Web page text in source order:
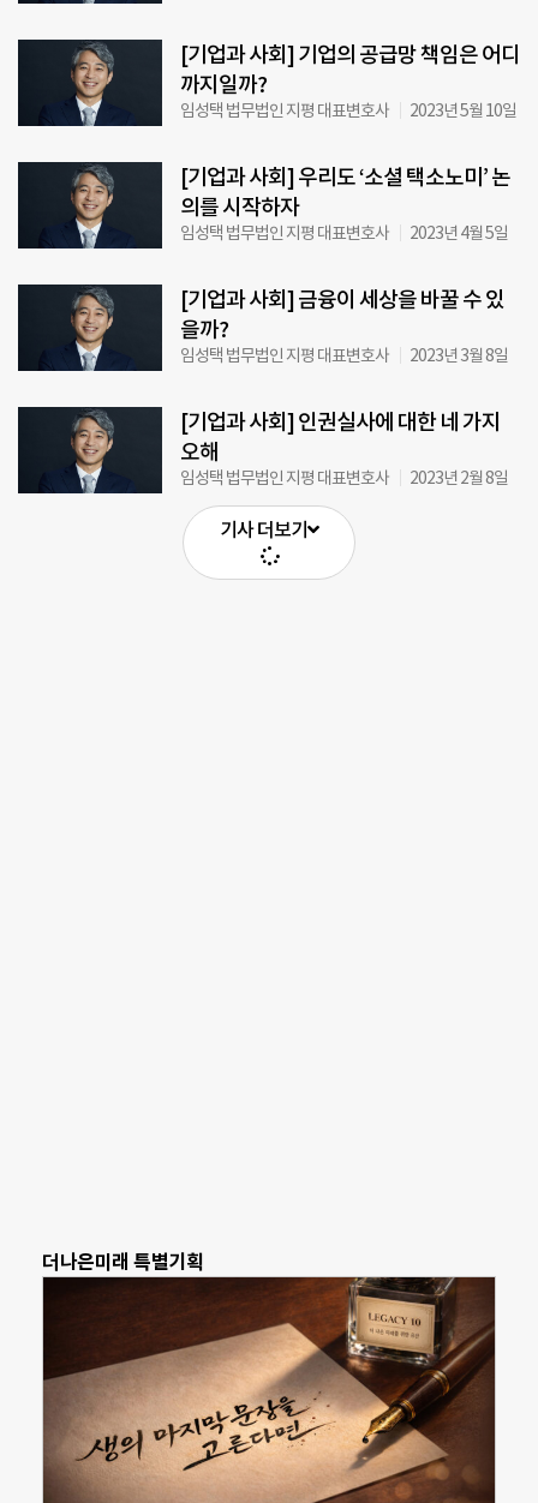
[기업과 사회] 기업의 공급망 책임은 어디
까지일까?
임성택 법무법인 지평 대표변호사 2023년 5월 10일
[기업과 사회] 우리도 ‘소셜 택소노미’ 논
의를 시작하자
임성택 법무법인 지평 대표변호사 2023년 4월 5일
[기업과 사회] 금융이 세상을 바꿀 수 있
을까?
임성택 법무법인 지평 대표변호사 2023년 3월 8일
[기업과 사회] 인권실사에 대한 네 가지
오해
임성택 법무법인 지평 대표변호사 2023년 2월 8일
기사 더보기
더나은미래 특별기획